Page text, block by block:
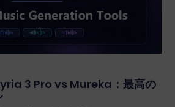
3 Pro vs Mureka：最高の